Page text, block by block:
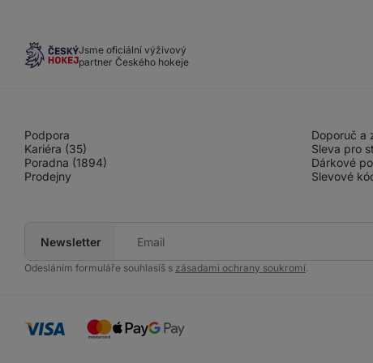
Jsme oficiální výživový
partner Českého hokeje
Podpora
Kariéra (35)
Poradna (1894)
Prodejny
Doporuč a
Sleva pro
Dárkové
Slevové
Newsletter
mail
Odesláním formuláře souhlasíš s zásadami ochrany soukromí.